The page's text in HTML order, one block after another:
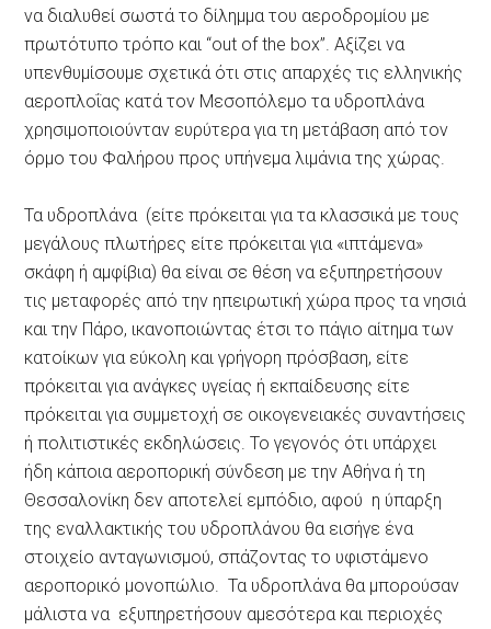
να διαλυθεί σωστά το δίλημμα του αεροδρομίου με
πρωτότυπο τρόπο και “out of the box”. Αξίζει να
υπενθυμίσουμε σχετικά ότι στις απαρχές τις ελληνικής
αεροπλοΐας κατά τον Μεσοπόλεμο τα υδροπλάνα
χρησιμοποιούνταν ευρύτερα για τη μετάβαση από τον
όρμο του Φαλήρου προς υπήνεμα λιμάνια της χώρας.
Τα υδροπλάνα (είτε πρόκειται για τα κλασσικά με τους
μεγάλους πλωτήρες είτε πρόκειται για «ιπτάμενα»
σκάφη ή αμφίβια) θα είναι σε θέση να εξυπηρετήσουν
τις μεταφορές από την ηπειρωτική χώρα προς τα νησιά
και την Πάρο, ικανοποιώντας έτσι το πάγιο αίτημα των
κατοίκων για εύκολη και γρήγορη πρόσβαση, είτε
πρόκειται για ανάγκες υγείας ή εκπαίδευσης είτε
πρόκειται για συμμετοχή σε οικογενειακές συναντήσεις
ή πολιτιστικές εκδηλώσεις. Το γεγονός ότι υπάρχει
ήδη κάποια αεροπορική σύνδεση με την Αθήνα ή τη
Θεσσαλονίκη δεν αποτελεί εμπόδιο, αφού η ύπαρξη
της εναλλακτικής του υδροπλάνου θα εισήγε ένα
στοιχείο ανταγωνισμού, σπάζοντας το υφιστάμενο
αεροπορικό μονοπώλιο. Τα υδροπλάνα θα μπορούσαν
μάλιστα να εξυπηρετήσουν αμεσότερα και περιοχές